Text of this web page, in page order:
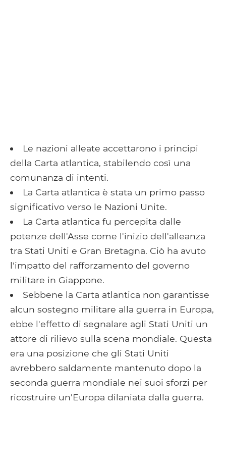
Le nazioni alleate accettarono i principi
della Carta atlantica, stabilendo così una
comunanza di intenti.
La Carta atlantica è stata un primo passo
significativo verso le Nazioni Unite.
La Carta atlantica fu percepita dalle
potenze dell'Asse come l'inizio dell'alleanza
tra Stati Uniti e Gran Bretagna. Ciò ha avuto
l'impatto del rafforzamento del governo
militare in Giappone.
Sebbene la Carta atlantica non garantisse
alcun sostegno militare alla guerra in Europa,
ebbe l'effetto di segnalare agli Stati Uniti un
attore di rilievo sulla scena mondiale. Questa
era una posizione che gli Stati Uniti
avrebbero saldamente mantenuto dopo la
seconda guerra mondiale nei suoi sforzi per
ricostruire un'Europa dilaniata dalla guerra.